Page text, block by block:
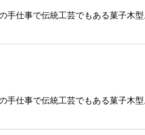
手仕事で伝統工芸でもある菓子木
手仕事で伝統工芸でもある菓子木